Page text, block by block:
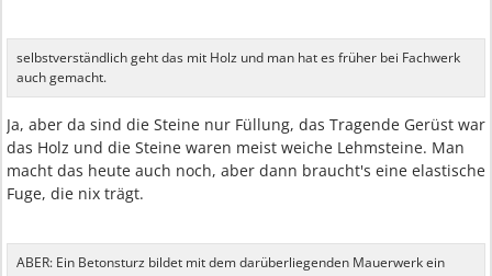
selbstverständlich geht das mit Holz und man hat es früher bei Fachwerk
auch gemacht.
Ja, aber da sind die Steine nur Füllung, das Tragende Gerüst war
das Holz und die Steine waren meist weiche Lehmsteine. Man
macht das heute auch noch, aber dann braucht's eine elastische
Fuge, die nix trägt.
ABER: Ein Betonsturz bildet mit dem darüberliegenden Mauerwerk ein